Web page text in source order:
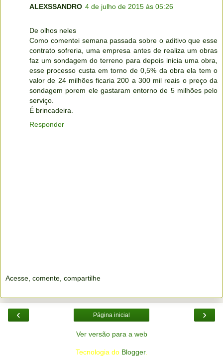
ALEXSSANDRO 4 de julho de 2015 às 05:26
De olhos neles
Como comentei semana passada sobre o aditivo que esse
contrato sofreria, uma empresa antes de realiza um obras
faz um sondagem do terreno para depois inicia uma obra,
esse processo custa em torno de 0,5% da obra ela tem o
valor de 24 milhões ficaria 200 a 300 mil reais o preço da
sondagem porem ele gastaram entorno de 5 milhões pelo
serviço.
É brincadeira.
Responder
Acesse, comente, compartilhe
‹ ›
Página inicial
Ver versão para a web
Tecnologia do Blogger.